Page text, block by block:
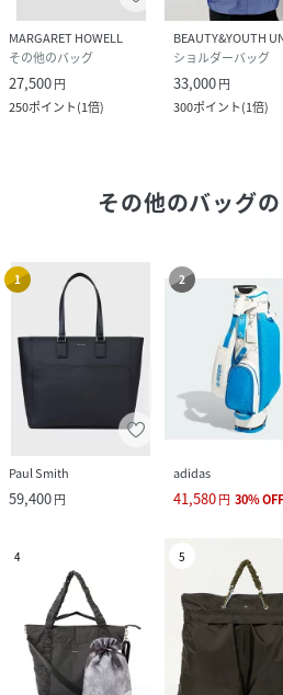
MARGARET HOWELL
その他のバッグ
27,500円
250ポイント(1倍)
ショルダーバッグ
33,000円
300ポイント(1倍)
その他のバッグ
1
Paul Smith
59,400円
2
adidas
41,580円 30%OFF
4 5